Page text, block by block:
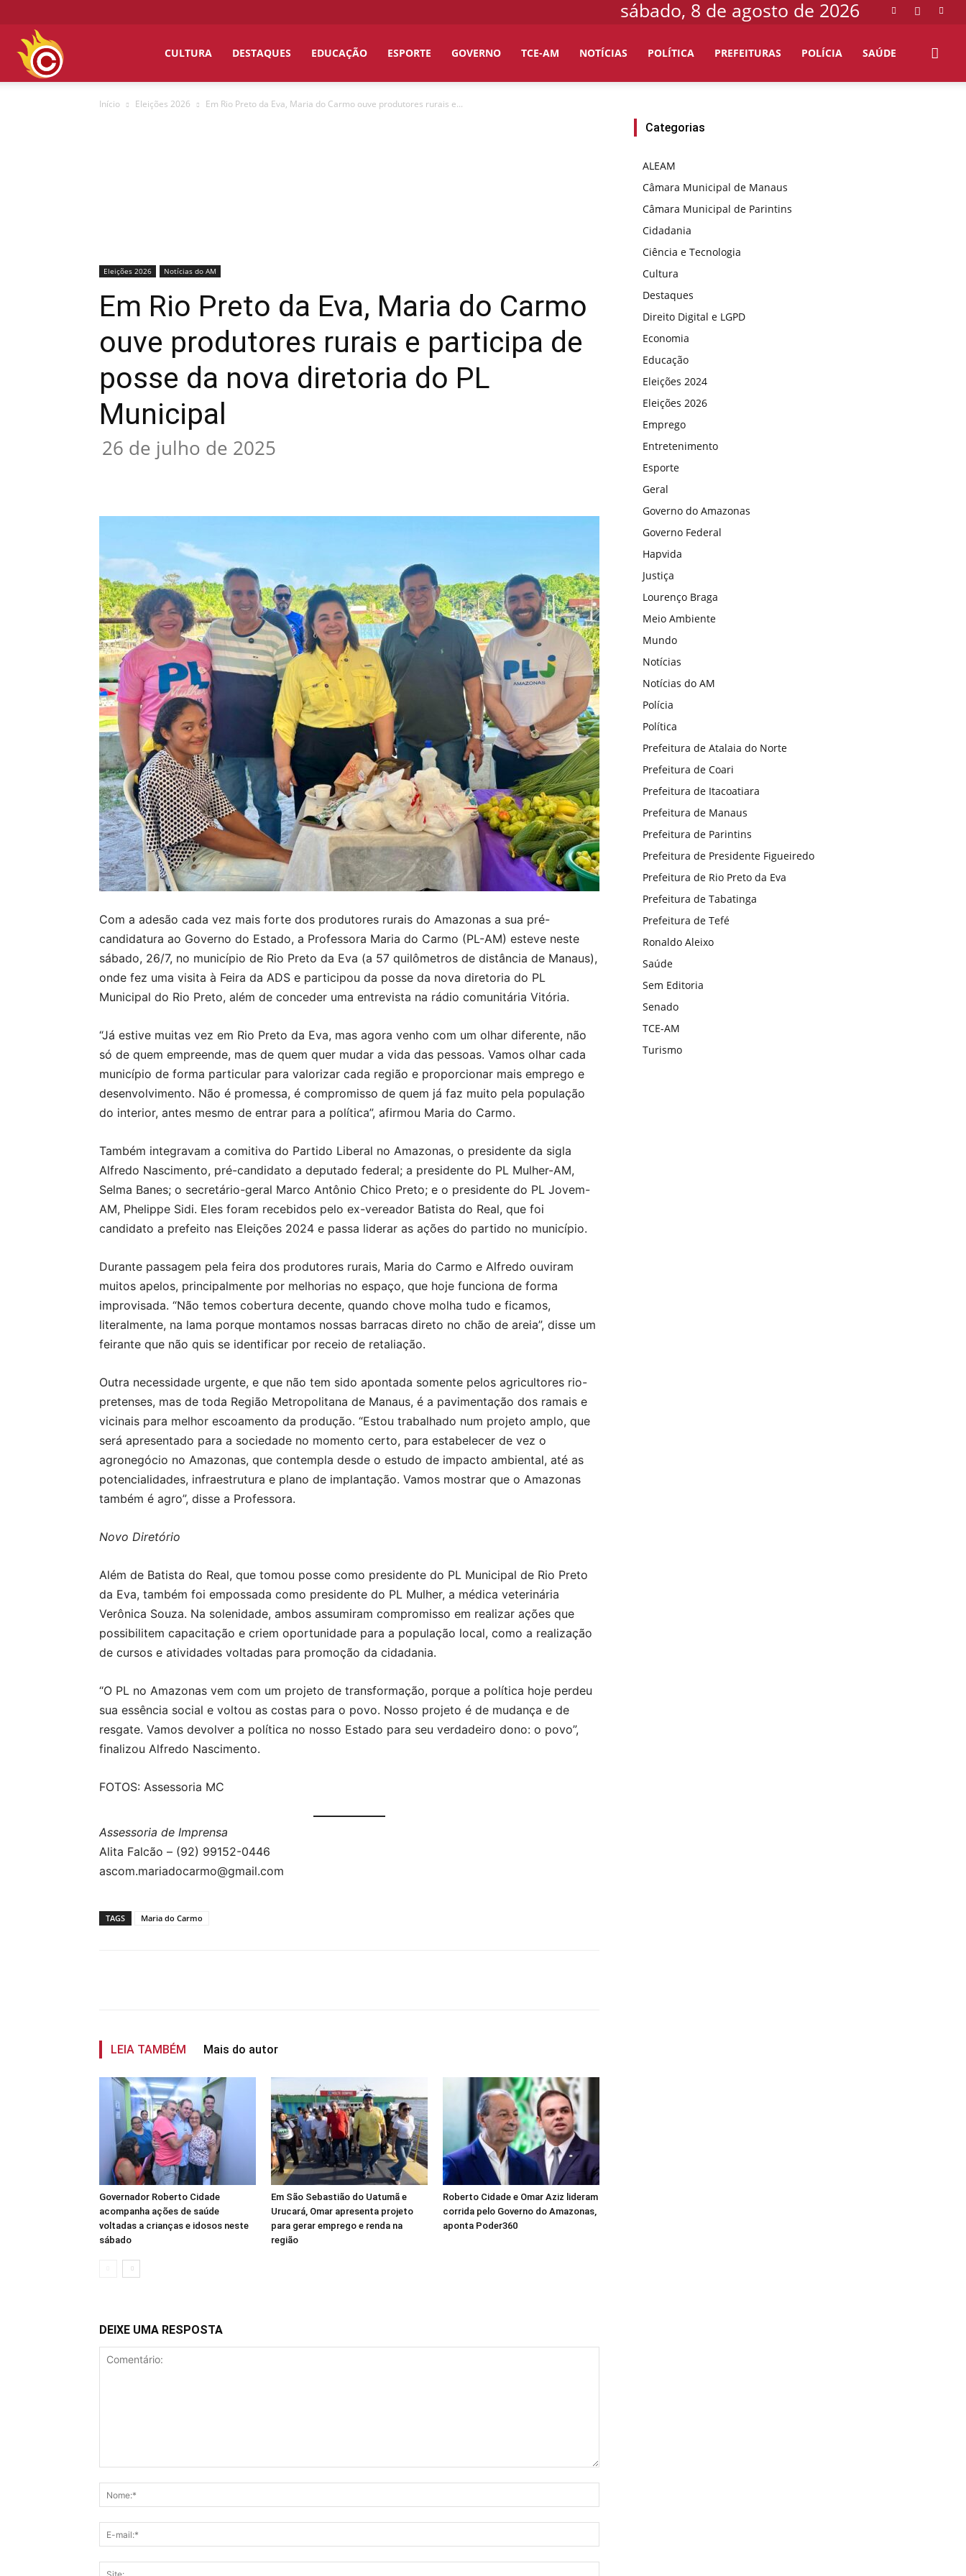
sábado, 8 de agosto de 2026
CULTURA DESTAQUES EDUCAÇÃO ESPORTE GOVERNO TCE-AM NOTÍCIAS POLÍTICA PREFEITURAS POLÍCIA SAÚDE
Início Eleições 2026 Em Rio Preto da Eva, Maria do Carmo ouve produtores rurais e...
Eleições 2026 Notícias do AM
Em Rio Preto da Eva, Maria do Carmo
ouve produtores rurais e participa de
posse da nova diretoria do PL
Municipal
26 de julho de 2025
Com a adesão cada vez mais forte dos produtores rurais do Amazonas a sua pré-
candidatura ao Governo do Estado, a Professora Maria do Carmo (PL-AM) esteve neste
sábado, 26/7, no município de Rio Preto da Eva (a 57 quilômetros de distância de Manaus),
onde fez uma visita à Feira da ADS e participou da posse da nova diretoria do PL
Municipal do Rio Preto, além de conceder uma entrevista na rádio comunitária Vitória.
“Já estive muitas vez em Rio Preto da Eva, mas agora venho com um olhar diferente, não
só de quem empreende, mas de quem quer mudar a vida das pessoas. Vamos olhar cada
município de forma particular para valorizar cada região e proporcionar mais emprego e
desenvolvimento. Não é promessa, é compromisso de quem já faz muito pela população
do interior, antes mesmo de entrar para a política”, afirmou Maria do Carmo.
Também integravam a comitiva do Partido Liberal no Amazonas, o presidente da sigla
Alfredo Nascimento, pré-candidato a deputado federal; a presidente do PL Mulher-AM,
Selma Banes; o secretário-geral Marco Antônio Chico Preto; e o presidente do PL Jovem-
AM, Phelippe Sidi. Eles foram recebidos pelo ex-vereador Batista do Real, que foi
candidato a prefeito nas Eleições 2024 e passa liderar as ações do partido no município.
Durante passagem pela feira dos produtores rurais, Maria do Carmo e Alfredo ouviram
muitos apelos, principalmente por melhorias no espaço, que hoje funciona de forma
improvisada. “Não temos cobertura decente, quando chove molha tudo e ficamos,
literalmente, na lama porque montamos nossas barracas direto no chão de areia”, disse um
feirante que não quis se identificar por receio de retaliação.
Outra necessidade urgente, e que não tem sido apontada somente pelos agricultores rio-
pretenses, mas de toda Região Metropolitana de Manaus, é a pavimentação dos ramais e
vicinais para melhor escoamento da produção. “Estou trabalhado num projeto amplo, que
será apresentado para a sociedade no momento certo, para estabelecer de vez o
agronegócio no Amazonas, que contempla desde o estudo de impacto ambiental, até as
potencialidades, infraestrutura e plano de implantação. Vamos mostrar que o Amazonas
também é agro”, disse a Professora.
Novo Diretório
Além de Batista do Real, que tomou posse como presidente do PL Municipal de Rio Preto
da Eva, também foi empossada como presidente do PL Mulher, a médica veterinária
Verônica Souza. Na solenidade, ambos assumiram compromisso em realizar ações que
possibilitem capacitação e criem oportunidade para a população local, como a realização
de cursos e atividades voltadas para promoção da cidadania.
“O PL no Amazonas vem com um projeto de transformação, porque a política hoje perdeu
sua essência social e voltou as costas para o povo. Nosso projeto é de mudança e de
resgate. Vamos devolver a política no nosso Estado para seu verdadeiro dono: o povo”,
finalizou Alfredo Nascimento.
FOTOS: Assessoria MC
Assessoria de Imprensa
Alita Falcão – (92) 99152-0446
ascom.mariadocarmo@gmail.com
TAGS Maria do Carmo
LEIA TAMBÉM Mais do autor
Governador Roberto Cidade
acompanha ações de saúde
voltadas a crianças e idosos neste
sábado
Em São Sebastião do Uatumã e
Urucará, Omar apresenta projeto
para gerar emprego e renda na
região
Roberto Cidade e Omar Aziz lideram
corrida pelo Governo do Amazonas,
aponta Poder360
DEIXE UMA RESPOSTA
Categorias
ALEAM
Câmara Municipal de Manaus
Câmara Municipal de Parintins
Cidadania
Ciência e Tecnologia
Cultura
Destaques
Direito Digital e LGPD
Economia
Educação
Eleições 2024
Eleições 2026
Emprego
Entretenimento
Esporte
Geral
Governo do Amazonas
Governo Federal
Hapvida
Justiça
Lourenço Braga
Meio Ambiente
Mundo
Notícias
Notícias do AM
Polícia
Política
Prefeitura de Atalaia do Norte
Prefeitura de Coari
Prefeitura de Itacoatiara
Prefeitura de Manaus
Prefeitura de Parintins
Prefeitura de Presidente Figueiredo
Prefeitura de Rio Preto da Eva
Prefeitura de Tabatinga
Prefeitura de Tefé
Ronaldo Aleixo
Saúde
Sem Editoria
Senado
TCE-AM
Turismo